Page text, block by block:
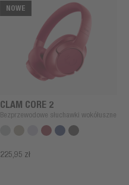
NOWE
CLAM CORE 2
Bezprzewodowe słuchawki wokółuszne
225,95 zł